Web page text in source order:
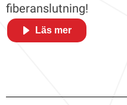
fiberanslutning!
Läs mer